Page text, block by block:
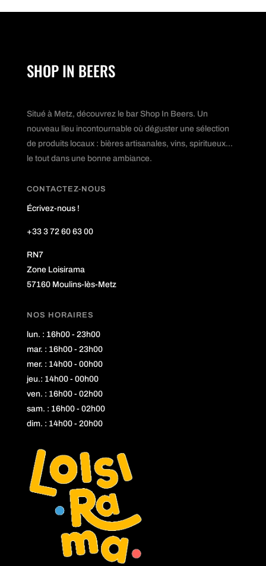
SHOP IN BEERS
Situé à Metz, découvrez le bar Shop In Beers. Un
nouveau lieu incontournable où déguster une sélection
de produits locaux : bières artisanales, vins, spiritueux...
le tout dans une bonne ambiance.
CONTACTEZ-NOUS
Écrivez-nous !
+33 3 72 60 63 00
RN7
Zone Loisirama
57160 Moulins-lès-Metz
NOS HORAIRES
lun. : 16h00 - 23h00
mar. : 16h00 - 23h00
mer. : 14h00 - 00h00
jeu.: 14h00 - 00h00
ven. : 16h00 - 02h00
sam. : 16h00 - 02h00
dim. : 14h00 - 20h00